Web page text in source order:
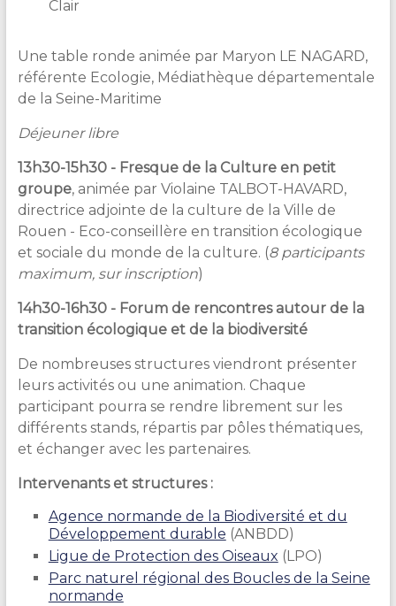
Clair
Une table ronde animée par Maryon LE NAGARD,
référente Ecologie, Médiathèque départementale
de la Seine-Maritime
Déjeuner libre
13h30-15h30 - Fresque de la Culture en petit
groupe, animée par Violaine TALBOT-HAVARD,
directrice adjointe de la culture de la Ville de
Rouen - Eco-conseillère en transition écologique
et sociale du monde de la culture. (8 participants
maximum, sur inscription)
14h30-16h30 - Forum de rencontres autour de la
transition écologique et de la biodiversité
De nombreuses structures viendront présenter
leurs activités ou une animation. Chaque
participant pourra se rendre librement sur les
différents stands, répartis par pôles thématiques,
et échanger avec les partenaires.
Intervenants et structures :
Agence normande de la Biodiversité et du
Développement durable (ANBDD)
Ligue de Protection des Oiseaux (LPO)
Parc naturel régional des Boucles de la Seine
normande